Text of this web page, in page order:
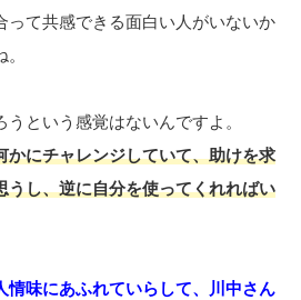
って共感できる面白い人がいないか
という感覚はないんですよ。
かにチャレンジしていて、助けを求
うし、逆に自分を使ってくれればい
味にあふれていらして、川中さん